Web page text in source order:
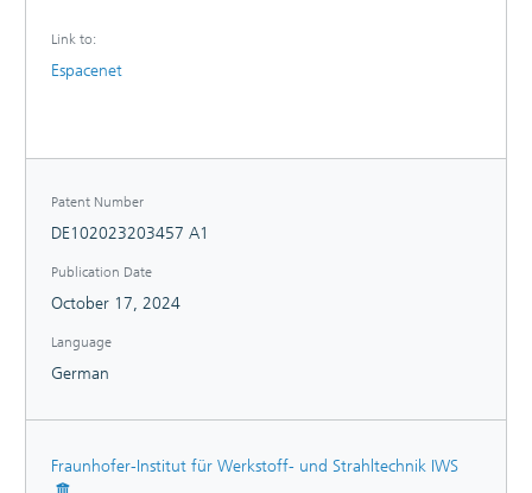
bereitgestellt werden, der hohe elektrische Ströme im
Fügebereich zulässt.
Link to:
Espacenet
Patent Number
DE102023203457 A1
Publication Date
October 17, 2024
Language
German
Fraunhofer-Institut für Werkstoff- und Strahltechnik IWS